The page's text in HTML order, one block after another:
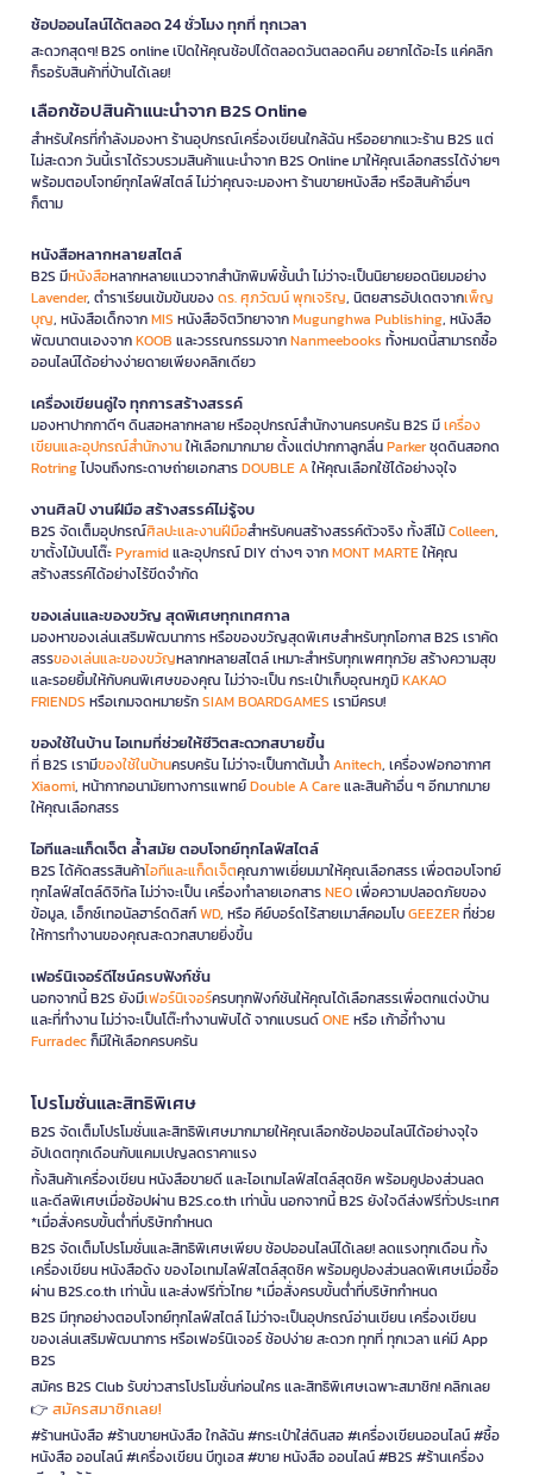
ช้อปออนไลน์ได้ตลอด 24 ชั่วโมง ทุกที่ ทุกเวลา
สะดวกสุดๆ! B2S online เปิดให้คุณช้อปได้ตลอดวันตลอดคืน อยากได้อะไร แค่คลิก
ก็รอรับสินค้าที่บ้านได้เลย!
เลือกช้อปสินค้าแนะนำจาก B2S Online
สำหรับใครที่กำลังมองหา ร้านอุปกรณ์เครื่องเขียนใกล้ฉัน หรืออยากแวะร้าน B2S แต่
ไม่สะดวก วันนี้เราได้รวบรวมสินค้าแนะนำจาก B2S Online มาให้คุณเลือกสรรได้ง่ายๆ
พร้อมตอบโจทย์ทุกไลฟ์สไตล์ ไม่ว่าคุณจะมองหา ร้านขายหนังสือ หรือสินค้าอื่นๆ
ก็ตาม
หนังสือหลากหลายสไตล์
B2S มีหนังสือหลากหลายแนวจากสำนักพิมพ์ชั้นนำ ไม่ว่าจะเป็นนิยายยอดนิยมอย่าง
Lavender, ตำราเรียนเข้มข้นของดร. ศุภวัฒน์ พุกเจริญ, นิตยสารอัปเดตจากเพ็ญ
บุญ, หนังสือเด็กจากMIS หนังสือจิตวิทยาจากMugunghwa Publishing, หนังสือ
พัฒนาตนเองจากKOOB และวรรณกรรมจากNanmeebooks ทั้งหมดนี้สามารถซื้อ
ออนไลน์ได้อย่างง่ายดายเพียงคลิกเดียว
เครื่องเขียนคู่ใจ ทุกการสร้างสรรค์
มองหาปากกาดีๆ ดินสอหลากหลาย หรืออุปกรณ์สำนักงานครบครัน B2S มีเครื่อง
เขียนและอุปกรณ์สำนักงานให้เลือกมากมาย ตั้งแต่ปากกาลูกลื่นParkerชุดดินสอกด
Rotringไปจนถึงกระดาษถ่ายเอกสารDOUBLE Aให้คุณเลือกใช้ได้อย่างจุใจ
งานศิลป์ งานฝีมือ สร้างสรรค์ไม่รู้จบ
B2S จัดเต็มอุปกรณ์ศิลปะและงานฝีมือสำหรับคนสร้างสรรค์ตัวจริง ทั้งสีไม้Colleen,
ขาตั้งไม้บนโต๊ะPyramidและอุปกรณ์ DIY ต่างๆ จากMONT MARTEให้คุณ
สร้างสรรค์ได้อย่างไร้ขีดจำกัด
ของเล่นและของขวัญ สุดพิเศษทุกเทศกาล
มองหาของเล่นเสริมพัฒนาการ หรือของขวัญสุดพิเศษสำหรับทุกโอกาส B2S เราคัด
สรรของเล่นและของขวัญหลากหลายสไตล์ เหมาะสำหรับทุกเพศทุกวัย สร้างความสุข
และรอยยิ้มให้กับคนพิเศษของคุณ ไม่ว่าจะเป็น กระเป๋าเก็บอุณหภูมิKAKAO
FRIENDS หรือเกมจดหมายรักSIAM BOARDGAMES เรามีครบ!
ของใช้ในบ้าน ไอเทมที่ช่วยให้ชีวิตสะดวกสบายขึ้น
ที่ B2S เรามีของใช้ในบ้านครบครัน ไม่ว่าจะเป็นกาต้มน้ำAnitech, เครื่องฟอกอากาศ
Xiaomi, หน้ากากอนามัยทางการแพทย์Double A Careและสินค้าอื่น ๆ อีกมากมาย
ให้คุณเลือกสรร
ไอทีและแก็ดเจ็ต ล้ำสมัย ตอบโจทย์ทุกไลฟ์สไตล์
B2S ได้คัดสรรสินค้าไอทีและแก็ดเจ็ตคุณภาพเยี่ยมมาให้คุณเลือกสรร เพื่อตอบโจทย์
ทุกไลฟ์สไตล์ดิจิทัล ไม่ว่าจะเป็น เครื่องทำลายเอกสารNEOเพื่อความปลอดภัยของ
ข้อมูล, เอ็กซ์เทอนัลฮาร์ดดิสก์WD, หรือ คีย์บอร์ดไร้สายเมาส์คอมโบGEEZERที่ช่วย
ให้การทำงานของคุณสะดวกสบายยิ่งขึ้น
เฟอร์นิเจอร์ดีไซน์ครบฟังก์ชั่น
นอกจากนี้ B2S ยังมีเฟอร์นิเจอร์ครบทุกฟังก์ชันให้คุณได้เลือกสรรเพื่อตกแต่งบ้าน
และที่ทำงาน ไม่ว่าจะเป็นโต๊ะทำงานพับได้ จากแบรนด์ONEหรือ เก้าอี้ทำงาน
Furradecก็มีให้เลือกครบครัน
โปรโมชั่นและสิทธิพิเศษ
B2S จัดเต็มโปรโมชั่นและสิทธิพิเศษมากมายให้คุณเลือกช้อปออนไลน์ได้อย่างจุใจ
อัปเดตทุกเดือนกับแคมเปญลดราคาแรง
ทั้งสินค้าเครื่องเขียน หนังสือขายดี และไอเทมไลฟ์สไตล์สุดชิค พร้อมคูปองส่วนลด
และดีลพิเศษเมื่อช้อปผ่าน B2S.co.th เท่านั้น นอกจากนี้ B2S ยังใจดีส่งฟรีทั่วประเทศ
*เมื่อสั่งครบขั้นต่ำที่บริษัทกำหนด
B2S จัดเต็มโปรโมชั่นและสิทธิพิเศษเพียบ ช้อปออนไลน์ได้เลย! ลดแรงทุกเดือน ทั้ง
เครื่องเขียน หนังสือดัง ของไอเทมไลฟ์สไตล์สุดชิค พร้อมคูปองส่วนลดพิเศษเมื่อซื้อ
ผ่าน B2S.co.th เท่านั้น และส่งฟรีทั่วไทย *เมื่อสั่งครบขั้นต่ำที่บริษัทกำหนด
B2S มีทุกอย่างตอบโจทย์ทุกไลฟ์สไตล์ ไม่ว่าจะเป็นอุปกรณ์อ่านเขียน เครื่องเขียน
ของเล่นเสริมพัฒนาการ หรือเฟอร์นิเจอร์ ช้อปง่าย สะดวก ทุกที่ ทุกเวลา แค่มี App
B2S
สมัคร B2S Club รับข่าวสารโปรโมชั่นก่อนใคร และสิทธิพิเศษเฉพาะสมาชิก! คลิกเลย
👉 สมัครสมาชิกเลย!
#ร้านหนังสือ #ร้านขายหนังสือ ใกล้ฉัน #กระเป๋าใส่ดินสอ #เครื่องเขียนออนไลน์ #ซื้อ
หนังสือ ออนไลน์ #เครื่องเขียน บีทูเอส #ขาย หนังสือ ออนไลน์ #B2S #ร้านเครื่อง